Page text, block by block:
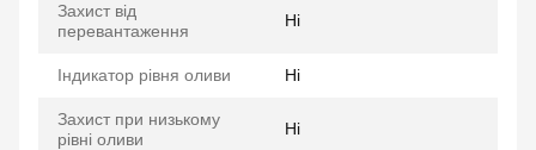
Захист від
перевантаження
Ні
Індикатор рівня оливи Ні
Захист при низькому
рівні оливи
Ні